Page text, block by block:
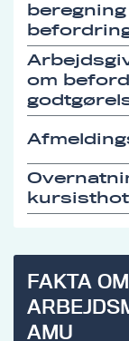
om
FAKTA OM
AMU